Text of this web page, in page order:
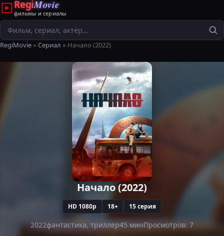
RegiMovie
фильмы и сериалы
Поиск
RegiMovie» Сериал » Начало (2022)
Начало (2022)
HD 1080p 18+ 15 серия
2022фантастика, триллер45 минПросмотров: 7